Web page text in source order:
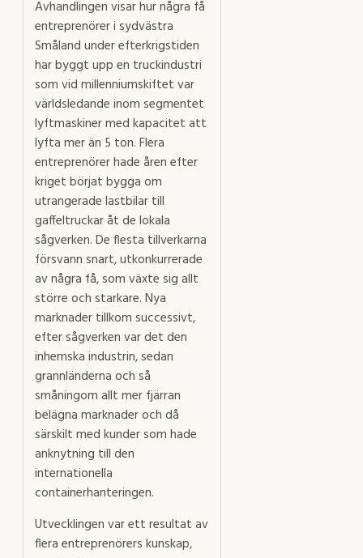
Avhandlingen visar hur några få
entreprenörer i sydvästra
Småland under efterkrigstiden
har byggt upp en truckindustri
som vid millenniumskiftet var
världsledande inom segmentet
lyftmaskiner med kapacitet att
lyfta mer än 5 ton. Flera
entreprenörer hade åren efter
kriget börjat bygga om
utrangerade lastbilar till
gaffeltruckar åt de lokala
sågverken. De flesta tillverkarna
försvann snart, utkonkurrerade
av några få, som växte sig allt
större och starkare. Nya
marknader tillkom successivt,
efter sågverken var det den
inhemska industrin, sedan
grannländerna och så
småningom allt mer fjärran
belägna marknader och då
särskilt med kunder som hade
anknytning till den
internationella
containerhanteringen.
Utvecklingen var ett resultat av
flera entreprenörers kunskap,